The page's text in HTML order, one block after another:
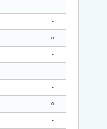
-
-
○
-
-
-
○
-